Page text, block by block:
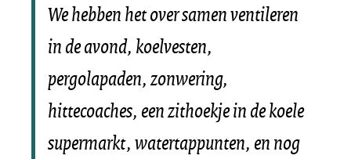
We hebben het over samen ventileren
in de avond, koelvesten,
pergolapaden, zonwering,
hittecoaches, een zithoekje in de koele
supermarkt, watertappunten, en nog